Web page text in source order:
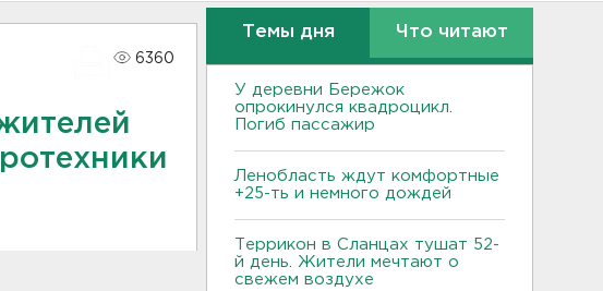
6360
Темы дня Что читают
У деревни Бережок
опрокинулся квадроцикл.
Погиб пассажир
Ленобласть ждут комфортные
+25-ть и немного дождей
Террикон в Сланцах тушат 52-
й день. Жители мечтают о
свежем воздухе